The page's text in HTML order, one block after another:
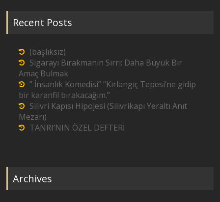
Recent Posts
(başlıksız)
Sigarayı Bırakmanın Sırrı: Daha Büyük Bir
Amaç Bulmak
” İnsanlık Komedisi” “Kırlangıç Tepesi’ne gidip
bir karanfil bırakacağım.”
Silivri Kapısı Hipojesi (Silivrikapı Yeraltı Anıt
Mezarı)
TANRI’NIN ÖZEL DEFTERİ
Archives